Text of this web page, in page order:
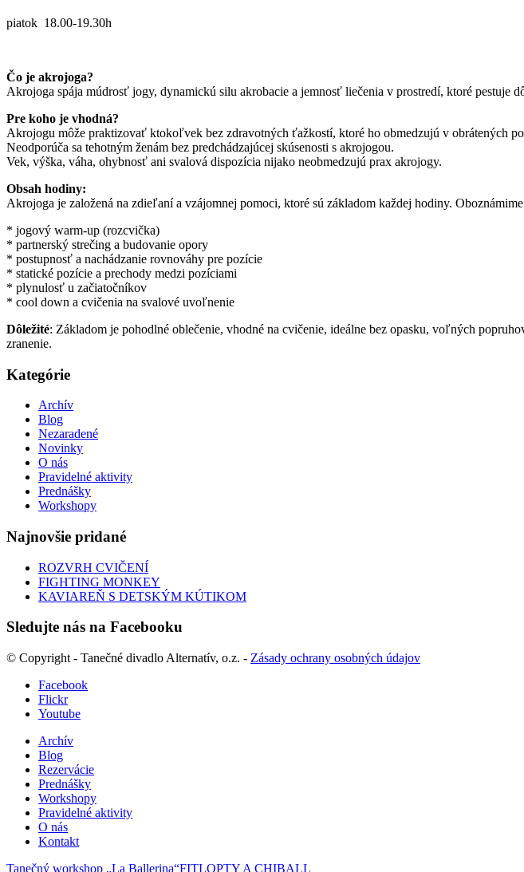
piatok 18.00-19.30h
Čo je akrojoga?
Akrojoga spája múdrosť jogy, dynamickú silu akrobacie a jemnosť liečenia v prostredí, ktoré pestuje
Pre koho je vhodná?
Akrojogu môže praktizovať ktokoľvek bez zdravotných ťažkostí, ktoré ho obmedzujú v obrátených
Neodporúča sa tehotným ženám bez predchádzajúcej skúsenosti s akrojogou.
Vek, výška, váha, ohybnosť ani svalová dispozícia nijako neobmedzujú prax akrojogy.
Obsah hodiny:
Akrojoga je založená na zdieľaní a vzájomnej pomoci, ktoré sú základom každej hodiny.
* jogový warm-up (rozcvička)
* partnerský strečing a budovanie opory
* postupnosť a nachádzanie rovnováhy pre pozície
* statické pozície a prechody medzi pozíciami
* plynulosť u začiatočníkov
* cool down a cvičenia na svalové uvoľnenie
Dôležité: Základom je pohodlné oblečenie, vhodné na cvičenie, ideálne bez opasku, voľných
zranenie.
Kategórie
Archív
Blog
Nezaradené
Novinky
O nás
Pravidelné aktivity
Prednášky
Workshopy
Najnovšie pridané
ROZVRH CVIČENÍ
FIGHTING MONKEY
KAVIAREŇ S DETSKÝM KÚTIKOM
Sledujte nás na Facebooku
© Copyright - Tanečné divadlo Alternatív, o.z. - Zásady ochrany osobných údajov
Facebook
Flickr
Youtube
Archív
Blog
Rezervácie
Prednášky
Workshopy
Pravidelné aktivity
O nás
Kontakt
Tanečný workshop „La Ballerina“FITLOPTY A CHIBALL